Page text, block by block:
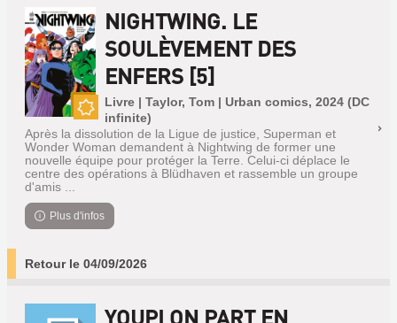
NIGHTWING. LE
SOULÈVEMENT DES
ENFERS [5]
Livre | Taylor, Tom | Urban comics, 2024 (DC
infinite)
Après la dissolution de la Ligue de justice, Superman et
Wonder Woman demandent à Nightwing de former une
nouvelle équipe pour protéger la Terre. Celui-ci déplace le
centre des opérations à Blüdhaven et rassemble un groupe
d'amis ...
Plus d'infos
Retour le 04/09/2026
YOUPI ON PART EN